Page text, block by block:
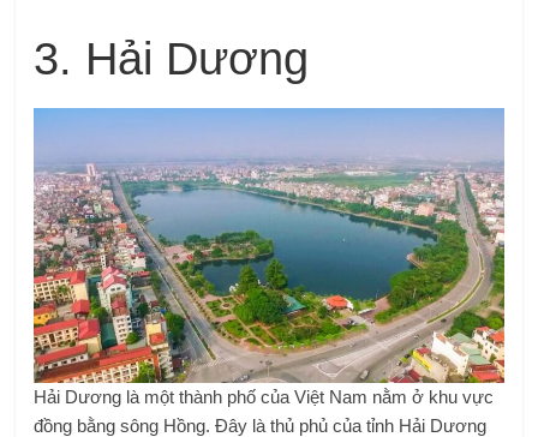
3. Hải Dương
Hải Dương là một thành phố của Việt Nam nằm ở khu vực
đồng bằng sông Hồng. Đây là thủ phủ của tỉnh Hải Dương